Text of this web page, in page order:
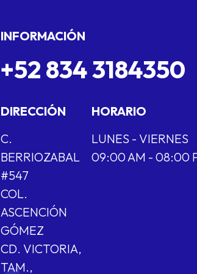
INFORMACIÓN
+52 834 3184350
DIRECCIÓN
C.
BERRIOZABAL
#547
COL.
ASCENCIÓN
GÓMEZ
CD. VICTORIA,
TAM.,
HORARIO
LUNES - VIERNES
09:00 AM - 08:00